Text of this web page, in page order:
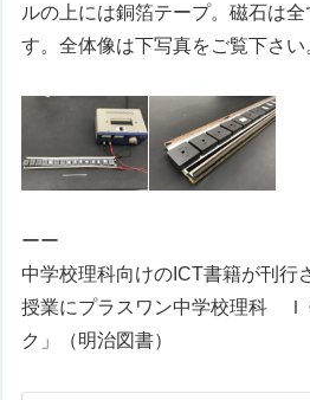
ルの上には銅箔テープ。磁石は
す。全体像は下写真をご覧下さい
ーー
中学校理科向けのICT書籍が刊
授業にプラスワン中学校理科 Ｉ
ク 」（明治図書）